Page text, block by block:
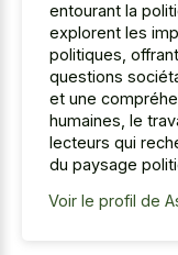
entourant la
explorent les
politiques,
questions
et une
humaines, le
lecteurs qui
du paysage
Voir le profil de